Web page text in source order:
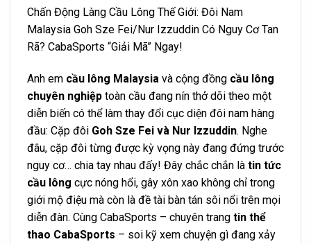
Chấn Động Làng Cầu Lông Thế Giới: Đôi Nam
Malaysia Goh Sze Fei/Nur Izzuddin Có Nguy Cơ Tan
Rã? CabaSports “Giải Mã” Ngay!
Anh em cầu lông Malaysia và cộng đồng cầu lông
chuyên nghiệp toàn cầu đang nín thở dõi theo một
diễn biến có thể làm thay đổi cục diện đôi nam hàng
đầu: Cặp đôi Goh Sze Fei và Nur Izzuddin. Nghe
đâu, cặp đôi từng được kỳ vọng này đang đứng trước
nguy cơ… chia tay nhau đấy! Đây chắc chắn là tin tức
cầu lông cực nóng hổi, gây xôn xao không chỉ trong
giới mộ điệu mà còn là đề tài bàn tán sôi nổi trên mọi
diễn đàn. Cùng CabaSports – chuyên trang tin thể
thao CabaSports – soi kỹ xem chuyện gì đang xảy